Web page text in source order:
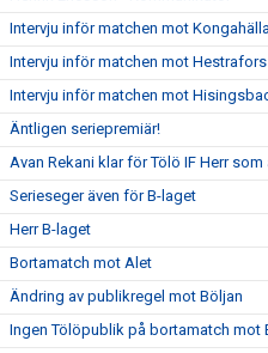
Intervju inför matchen mot
Intervju inför matchen mot Hestrafors
Intervju inför matchen mot
Äntligen seriepremiär!
Avan Rekani klar för Tölö IF Herr
Serieseger även för B-laget
Herr B-laget
Bortamatch mot Alet
Ändring av publikregel mot Böljan
Ingen Tölöpublik på bortamatch mot